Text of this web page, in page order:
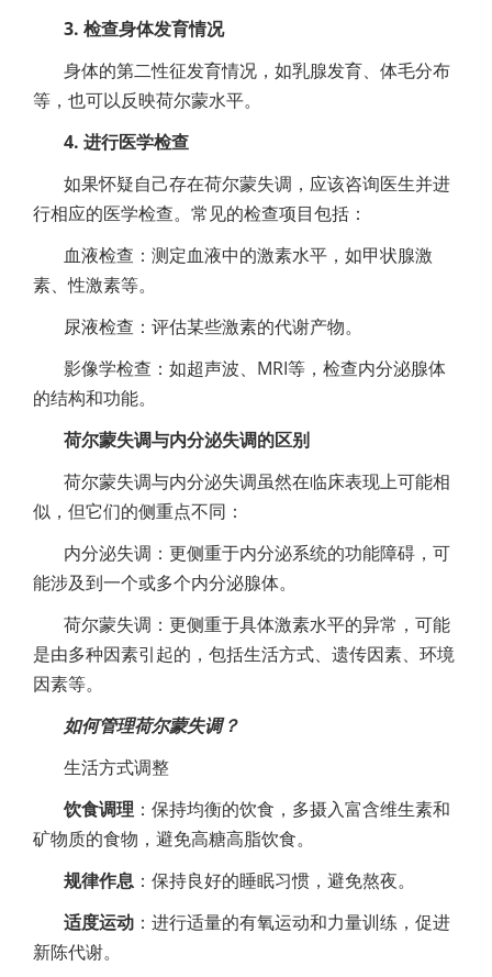
3. 检查身体发育情况
身体的第二性征发育情况，如乳腺发育、体毛分布
等，也可以反映荷尔蒙水平。
4. 进行医学检查
如果怀疑自己存在荷尔蒙失调，应该咨询医生并进
行相应的医学检查。常见的检查项目包括：
血液检查：测定血液中的激素水平，如甲状腺激
素、性激素等。
尿液检查：评估某些激素的代谢产物。
影像学检查：如超声波、MRI等，检查内分泌腺体
的结构和功能。
荷尔蒙失调与内分泌失调的区别
荷尔蒙失调与内分泌失调虽然在临床表现上可能相
似，但它们的侧重点不同：
内分泌失调：更侧重于内分泌系统的功能障碍，可
能涉及到一个或多个内分泌腺体。
荷尔蒙失调：更侧重于具体激素水平的异常，可能
是由多种因素引起的，包括生活方式、遗传因素、环境
因素等。
如何管理荷尔蒙失调？
生活方式调整
饮食调理 ：保持均衡的饮食，多摄入富含维生素和
矿物质的食物，避免高糖高脂饮食。
规律作息 ：保持良好的睡眠习惯，避免熬夜。
适度运动 ：进行适量的有氧运动和力量训练，促进
新陈代谢。